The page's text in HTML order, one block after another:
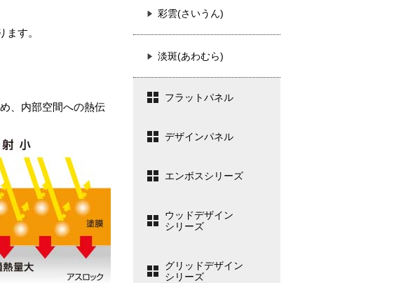
彩雲(さいうん)
淡斑(あわむら)
フラットパネル
デザインパネル
エンボスシリーズ
ウッドデザイン
シリーズ
グリッドデザイン
シリーズ
す。
、内部空間への熱伝